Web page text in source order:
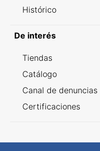
Histórico
De interés
Tiendas
Catálogo
Canal de denuncias
Certificaciones